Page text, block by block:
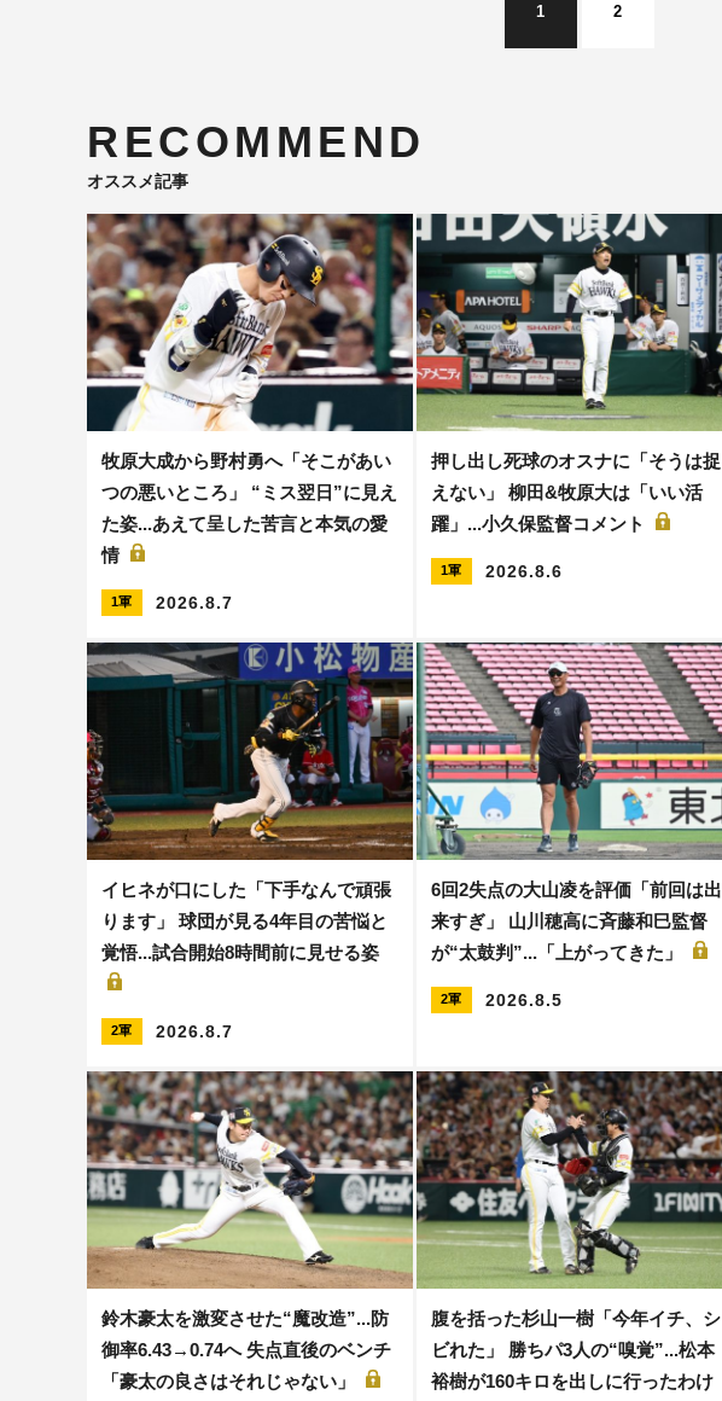
1 2
RECOMMEND
オススメ記事
牧原大成から野村勇へ「そこがあい
つの悪いところ」 “ミス翌日”に見え
た姿...あえて呈した苦言と本気の愛
情
1軍 2026.8.7
押し出し死球のオスナに「そうは捉
えない」 柳田&牧原大は「いい活
躍」...小久保監督コメント
1軍 2026.8.6
イヒネが口にした「下手なんで頑張
ります」 球団が見る4年目の苦悩と
覚悟...試合開始8時間前に見せる姿
2軍 2026.8.7
6回2失点の大山凌を評価「前回は出
来すぎ」 山川穂高に斉藤和巳監督
が“太鼓判”...「上がってきた」
2軍 2026.8.5
鈴木豪太を激変させた“魔改造”...防
御率6.43→0.74へ 失点直後のベンチ
「豪太の良さはそれじゃない」
腹を括った杉山一樹「今年イチ、シ
ビれた」 勝ちパ3人の“嗅覚”...松本
裕樹が160キロを出しに行ったわけ